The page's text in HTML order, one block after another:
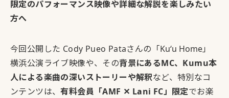
限定のパフォーマンス映像や詳細な解説を楽しみたい
方へ
今回公開した Cody Pueo Pataさんの「Kuʻu Home」
横浜公演ライブ映像や、その背景にあるMC、Kumu本
人による楽曲の深いストーリーや解釈など、特別なコ
ンテンツは、有料会員「AMF ✕ Lani FC」限定でお楽